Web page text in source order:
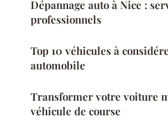
Dépannage auto à Nice :
professionnels
Top 10 véhicules à
automobile
Transformer votre voiture
véhicule de course